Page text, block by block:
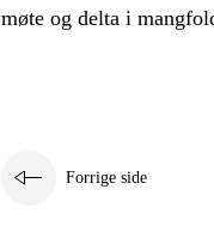
møte og delta i
Forrige side